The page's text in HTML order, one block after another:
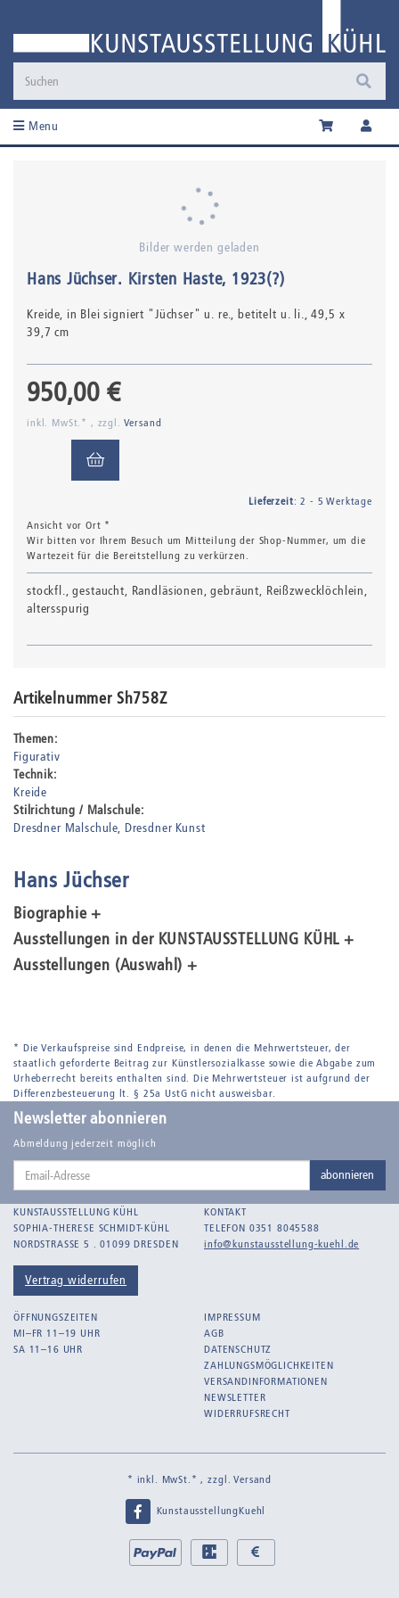
Menu
Bilder werden geladen
Hans Jüchser. Kirsten Haste, 1923(?)
Kreide, in Blei signiert "Jüchser" u. re., betitelt u. li., 49,5 x
39,7 cm
950,00 €
inkl. MwSt.* , zzgl. Versand
Lieferzeit: 2 - 5 Werktage
Ansicht vor Ort *
Wir bitten vor Ihrem Besuch um Mitteilung der Shop-Nummer, um die
Wartezeit für die Bereitstellung zu verkürzen.
stockfl., gestaucht, Randläsionen, gebräunt, Reißzwecklöchlein,
altersspurig
Artikelnummer Sh758Z
Themen:
Figurativ
Technik:
Kreide
Stilrichtung / Malschule:
Dresdner Malschule Dresdner Kunst
Hans Jüchser
Biographie +
Ausstellungen in der KUNSTAUSSTELLUNG KÜHL +
Ausstellungen (Auswahl) +
* Die Verkaufspreise sind Endpreise, in denen die Mehrwertsteuer, der
staatlich geforderte Beitrag zur Künstlersozialkasse sowie die Abgabe zum
Urheberrecht bereits enthalten sind. Die Mehrwertsteuer ist aufgrund der
Differenzbesteuerung lt. § 25a UstG nicht ausweisbar.
Newsletter abonnieren
Abmeldung jederzeit möglich
Email-
abonnieren
KUNSTAUSSTELLUNG KÜHL
SOPHIA-THERESE SCHMIDT-KÜHL
NORDSTRASSE 5 . 01099 DRESDEN
Vertrag widerrufen
KONTAKT
TELEFON 0351 8045588
info@kunstausstellung-kuehl.de
ÖFFNUNGSZEITEN
MI–FR 11–19 UHR
SA 11–16 UHR
IMPRESSUM
AGB
DATENSCHUTZ
ZAHLUNGSMÖGLICHKEITEN
VERSANDINFORMATIONEN
NEWSLETTER
WIDERRUFSRECHT
* inkl. MwSt.* , zzgl.Versand
KunstausstellungKuehl
Bei
uns
PayPal
bei
bei